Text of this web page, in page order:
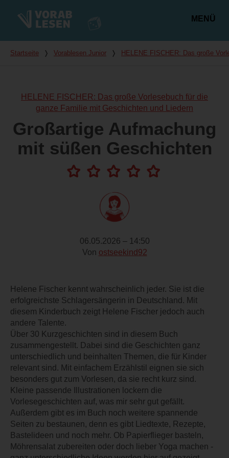
MENÜ
Du bist hier
Startseite ❭ Vorablesen Junior ❭ HELENE FISCHER: Das große
HELENE FISCHER: Das große Vorlesebuch für die
ganze Familie mit Geschichten und Liedern
Großartige Aufmachung
mit süßen Geschichten
06.05.2026 – 14:50
Von ostseekind92
Helene Fischer kennt wahrscheinlich jeder. Sie ist die
erfolgreichste Schlagersängerin in Deutschland. Mit
diesem Kinderbuch zeigt Helene Fischer jedoch auch
andere Talente.
Über 30 Kurzgeschichten sind in diesem Buch
zusammengestellt. Dabei sind die Geschichten ganz
unterschiedlich und beinhalten Themen, die für Kinder
relevant sind. Mit einfachem Erzählstil eignen sie sich
besonders gut zum Vorlesen, da sie recht kurz sind.
Kleine passende Illustrationen lockern die
Vorlesegeschichten auf, was mir sehr gut gefällt.
Außerdem gibt es im Buch noch weitere spannende
Seiten zu bestaunen, denn es gibt Liedtexte, Rezepte,
Bastelideen und noch mehr. Ob Papierflieger basteln,
Möhrensalat zubereiten oder doch lieber Yoga machen -